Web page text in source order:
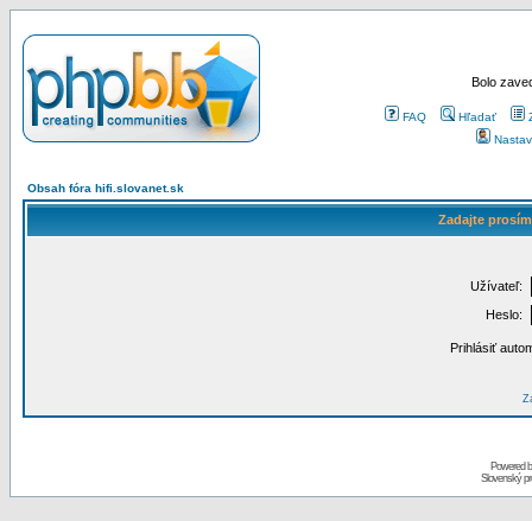
Bolo
FAQ Hľadať
Obsah fóra hifi.slovanet.sk
Zadajte
Užívateľ:
Heslo:
Prihlásiť
Powered
Slovenský